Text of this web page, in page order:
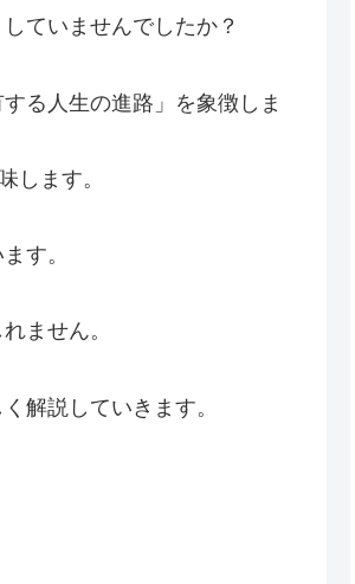
ていませんでしたか？
る人生の進路」を象徴しま
します。
す。
ません。
解説していきます。